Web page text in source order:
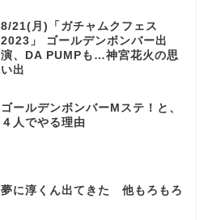
8/21(月)「ガチャムクフェス
2023」 ゴールデンボンバー出
演、DA PUMPも…神宮花火の思
い出
ゴールデンボンバーMステ！と、
４人でやる理由
夢に淳くん出てきた 他もろもろ